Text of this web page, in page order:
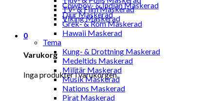
TV- & Film Maskerad
Viking Maskerad
0
Varukorg
Inga produkter i varukorgen.
Cowboy- & Indian Maskerad
Djur Maskerad
Grek- & Rom Maskerad
Hawaii Maskerad
Tema
Kung- & Drottning Maskerad
Medeltids Maskerad
Militär Maskerad
Musik Maskerad
Nations Maskerad
Pirat Maskerad